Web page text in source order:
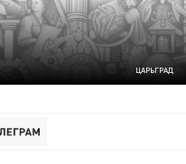
ЦАРЬГРАД